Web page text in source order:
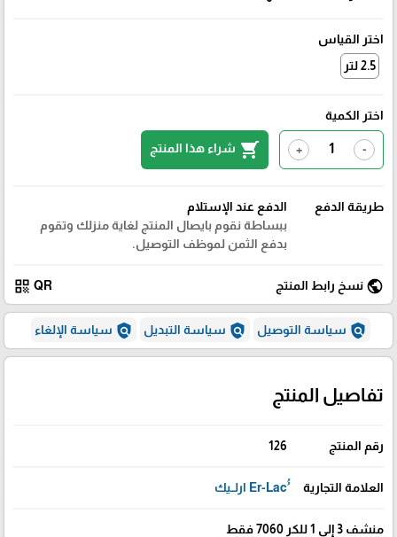
اختر القياس
2.5 لتر
اختر الكمية
-
+
shopping_cart شراء هذا المنتج
طريقة الدفع
الدفع عند الإستلام
ببساطة نقوم بايصال المنتج لغاية منزلك وتقوم
بدفع الثمن لموظف التوصيل.
public نسخ رابط المنتج QR
qr_code
policy سياسة التوصيل policy سياسة التبديل policy سياسة الإلغاء
تفاصيل المنتج
رقم المنتج 126
العلامة التجارية ُُEr-Lac ارلــيك
منشف 3 إلى 1 للكر 7060 فقط